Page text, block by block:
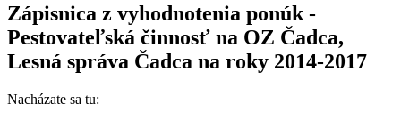
Zápisnica z vyhodnotenia ponúk -
Pestovateľská činnosť na OZ Čadca,
Lesná správa Čadca na roky 2014-2017
Nacházate sa tu: